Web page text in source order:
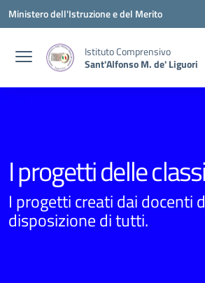
Vai ai contenuti
Vai al menu di navigazione
Vai al footer
Ministero dell'Istruzione e del Merito
Istituto Comprensivo
Sant'Alfonso M. de' Liguori
I progetti delle classi
I progetti creati dai docenti
disposizione di tutti.